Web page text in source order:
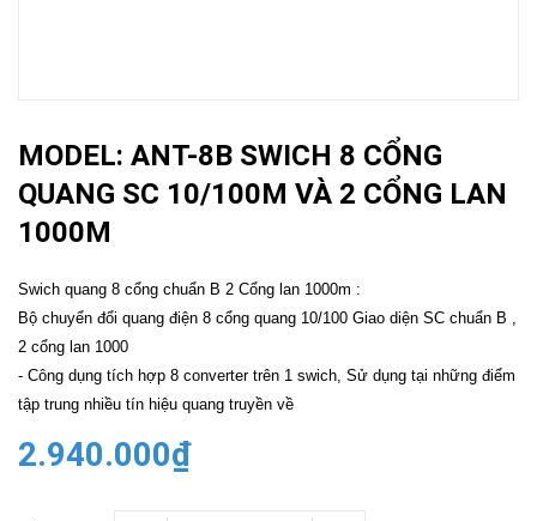
MODEL: ANT-8B SWICH 8 CỔNG
QUANG SC 10/100M VÀ 2 CỔNG LAN
1000M
Swich quang 8 cổng chuẩn B 2 Cổng lan 1000m :
Bộ chuyển đổi quang điện 8 cổng quang 10/100 Giao diện SC chuẩn B ,
2 cổng lan 1000
- Công dụng tích hợp 8 converter trên 1 swich, Sử dụng tại những điểm
tập trung nhiều tín hiệu quang truyền về
2.940.000₫